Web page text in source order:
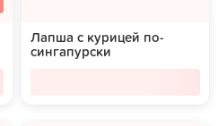
Лапша с курицей по-
сингапурски